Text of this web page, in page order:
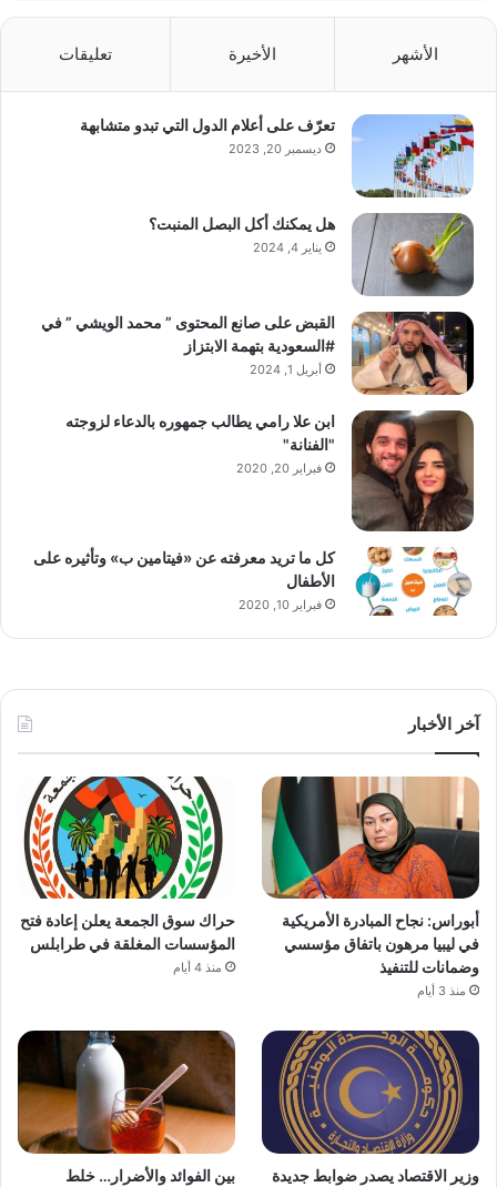
الأشهر الأخيرة تعليقات
تعرّف على أعلام الدول التي تبدو متشابهة
ديسمبر 20, 2023
هل يمكنك أكل البصل المنبت؟
يناير 4, 2024
القبض على صانع المحتوى ” محمد الويشي ” في
#السعودية بتهمة الابتزاز
أبريل 1, 2024
ابن علا رامي يطالب جمهوره بالدعاء لزوجته
"الفنانة"
فبراير 20, 2020
كل ما تريد معرفته عن «فيتامين ب» وتأثيره على
الأطفال
فبراير 10, 2020
آخر الأخبار
أبوراس: نجاح المبادرة الأمريكية
في ليبيا مرهون باتفاق مؤسسي
وضمانات للتنفيذ
منذ 3 أيام
حراك سوق الجمعة يعلن إعادة فتح
المؤسسات المغلقة في طرابلس
منذ 4 أيام
وزير الاقتصاد يصدر ضوابط جديدة
بين الفوائد والأضرار… خلط